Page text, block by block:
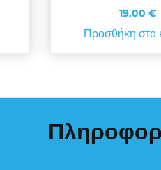
19,00€
Προσθήκη στο